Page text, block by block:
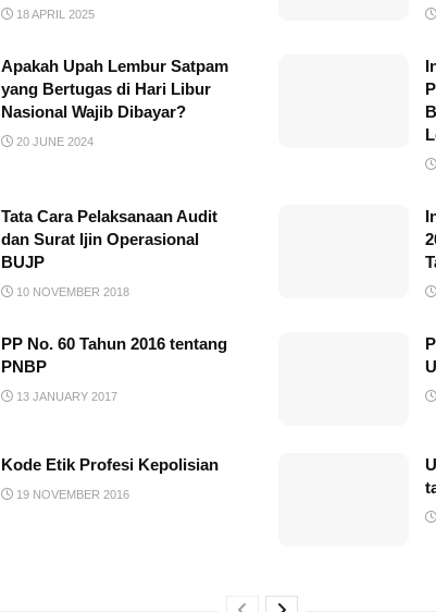
18 APRIL 2025
Apakah Upah Lembur Satpam
yang Bertugas di Hari Libur
Nasional Wajib Dibayar?
20 JUNE 2024
Tata Cara Pelaksanaan Audit
dan Surat Ijin Operasional
BUJP
10 NOVEMBER 2018
PP No. 60 Tahun 2016 tentang
PNBP
13 JANUARY 2017
Kode Etik Profesi Kepolisian
19 NOVEMBER 2016